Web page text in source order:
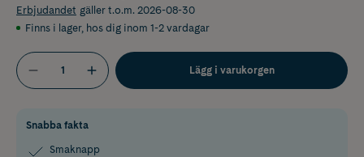
Erbjudandet gäller t.o.m. 2026-08-30
Finns i lager, hos dig inom 1-2 vardagar
Lägg i varukorgen
Snabba fakta
Smaknapp